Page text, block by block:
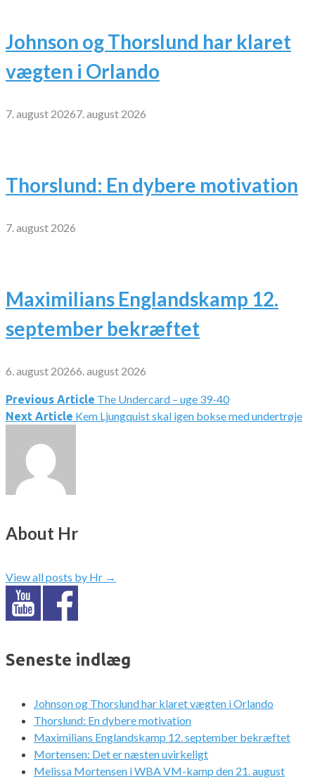
Johnson og Thorslund har klaret
vægten i Orlando
7. august 20267. august 2026
Thorslund: En dybere motivation
7. august 2026
Maximilians Englandskamp 12.
september bekræftet
6. august 20266. august 2026
Indlægsnavigation
Previous Article The Undercard – uge 39-40
Next Article Kem Ljungquist skal igen bokse med undertrøje
About Hr
View all posts by Hr →
Seneste indlæg
Johnson og Thorslund har klaret vægten i Orlando
Thorslund: En dybere motivation
Maximilians Englandskamp 12. september bekræftet
Mortensen: Det er næsten uvirkeligt
Melissa Mortensen i WBA VM-kamp den 21. august